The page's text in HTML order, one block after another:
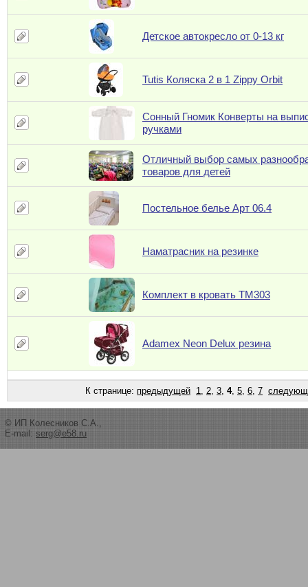
Детское автокресло от 0-13 кг
Tutis Коляска 2 в 1 Zippy Orbit
Сонный Гномик Конверты на
ручками
Отличный выбор самых
товаров для детей
Постельное белье Арт 06.4
Наматрасник на резинке
Комплект в кровать ТМ303
Adamex Neon Delux резина
К странице: предыдущей 1, 2, 3, 4, 5, 6, 7
© ИП Колесников С.А.,
E-mail: serg@e58.ru